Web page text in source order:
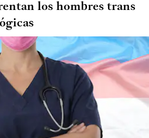
los hombres trans